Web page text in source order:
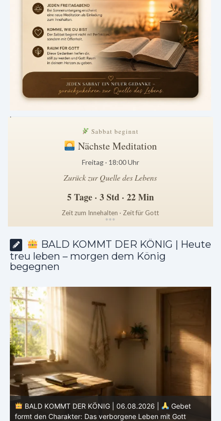
.
Sabbat beginnt
Nächste Meditation
Freitag · 18:00 Uhr
Zurück zur Quelle des Lebens
5 Tage · 3 Std · 22 Min
Zeit zum Innehalten · Zeit für Gott
***
BALD KOMMT DER KÖNIG | Heute
treu leben – morgen dem König
begegnen
BALD KOMMT DER KÖNIG | 05.08.2026 |
Tägliche
Hingabe: Jeden Tag neu mit Christus